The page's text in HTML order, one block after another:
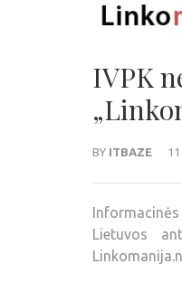
IVPK
BY ITBAZE 11
Lietuvos